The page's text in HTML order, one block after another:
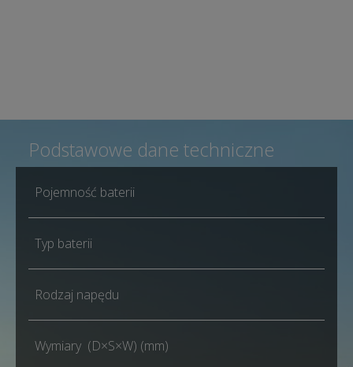
Podstawowe dane techniczne
Pojemność baterii
Typ baterii
Rodzaj napędu
Wymiary (D×S×W) (mm)